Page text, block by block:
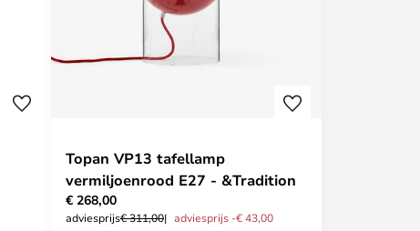
Topan VP13 tafellamp
vermiljoenrood E27 - &Tradition
€ 268,00
adviesprijs€ 311,00 adviesprijs -€ 43,00